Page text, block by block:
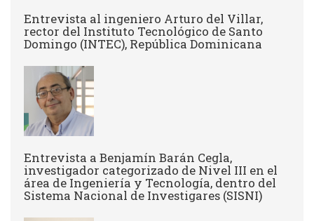
Entrevista al ingeniero Arturo del Villar,
rector del Instituto Tecnológico de Santo
Domingo (INTEC), República Dominicana
Entrevista a Benjamín Barán Cegla,
investigador categorizado de Nivel III en el
área de Ingeniería y Tecnología, dentro del
Sistema Nacional de Investigares (SISNI)